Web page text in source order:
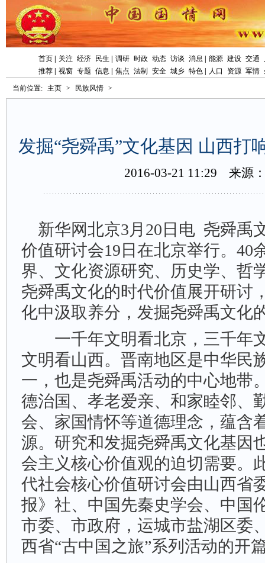
首页 关注 经济 民生 调研 时政 动态 访谈 消息 能源 建设 交通
推荐
视窗 专题 信息 焦点 法制 安全 城乡 特色 人口 资源 军情
当前位置: 主页 > 民族风情 >
发掘“尧舜禹”文化基因山西打
2016-03-2111:29 来源
新华网北京3月20日电尧舜禹
价值研讨会19日在北京举行。40
界、文化资源研究、历史学、哲
尧舜禹文化的时代价值展开研讨
化中汲取养分，发掘尧舜禹文化
一千年文明看北京，三千年
文明看山西。晋南地区是中华民
一，也是尧舜禹活动的中心地带
德治国、孝老爱亲、和家睦邻、
会、家国情怀等道德理念，蕴含
源。研究和发掘尧舜禹文化基因
会主义核心价值观的迫切需要。
代社会核心价值研讨会由山西省
报》社、中国先秦史学会、中国
市委、市政府，运城市盐湖区委
西省“古中国之旅”系列活动的开